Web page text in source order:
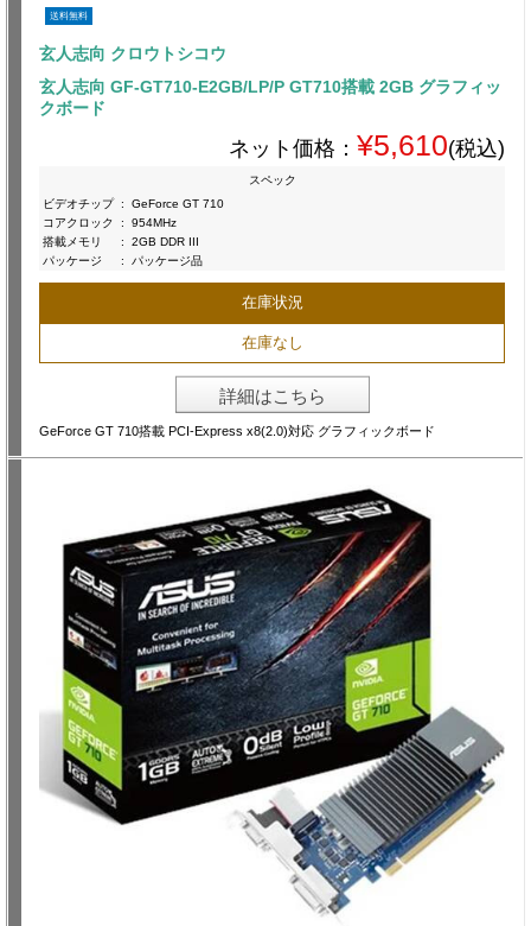
送料無料
玄人志向 クロウトシコウ
玄人志向 GF-GT710-E2GB/LP/P GT710搭載 2GB グラフィッ
クボード
ネット価格： ¥5,610(税込)
スペック
ビデオチップ :
GeForce GT 710
コアクロック
:
954MHz
搭載メモリ
:
2GB DDR III
パッケージ
: パッケージ品
在庫状況
在庫なし
詳細はこちら
GeForce GT 710搭載 PCI-Express x8(2.0)対応 グラフィックボード